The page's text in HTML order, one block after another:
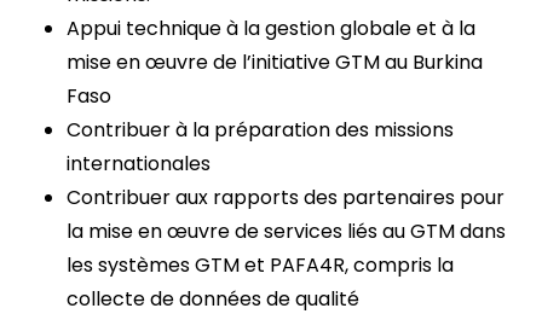
Appui technique à la gestion globale et à la
mise en œuvre de l’initiative GTM au Burkina
Faso
Contribuer à la préparation des missions
internationales
Contribuer aux rapports des partenaires pour
la mise en œuvre de services liés au GTM dans
les systèmes GTM et PAFA4R, compris la
collecte de données de qualité